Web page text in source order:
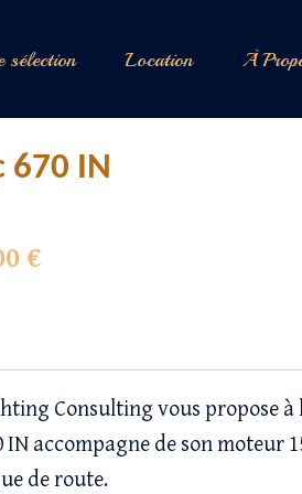
sélection Location À
670 IN
€
Consulting vous propose à
IN accompagne de son moteur
de route.